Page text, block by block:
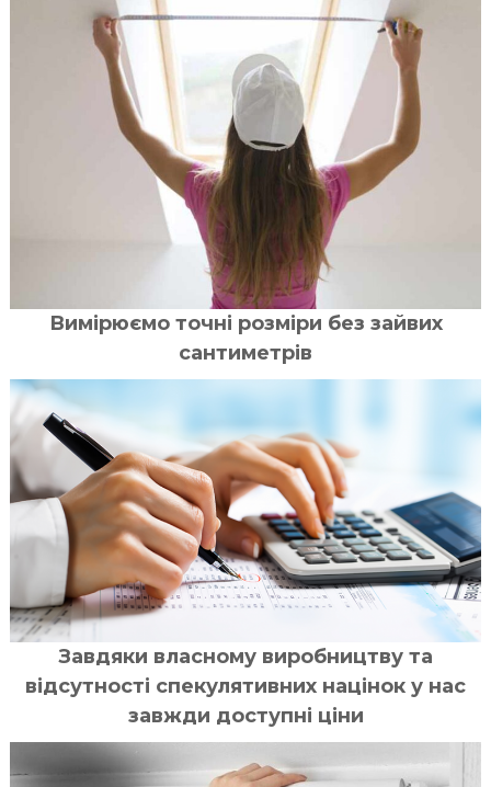
Вимірюємо точні розміри без зайвих
сантиметрів
Завдяки власному виробництву та
відсутності спекулятивних націнок у нас
завжди доступні ціни